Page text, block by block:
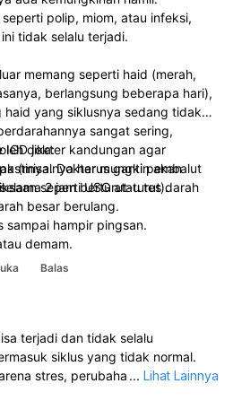
polip, miom, atau infeksi,
tidak selalu terjadi.
memang seperti haid (merah,
berlangsung beberapa hari),
haid yang siklusnya sedang tidak
sangat sering,
dokter kandungan agar
Dokter mungkin akan
seperti USG atau tes darah
IGD jika:
(misalnya harus ganti pembalut
2 jam berturut-turut).
besar berulang.
sampai hampir pingsan.
demam.
Balas
terjadi dan tidak selalu
siklus yang tidak normal.
stres, perubahan berat badan,
... Lihat Lainnya